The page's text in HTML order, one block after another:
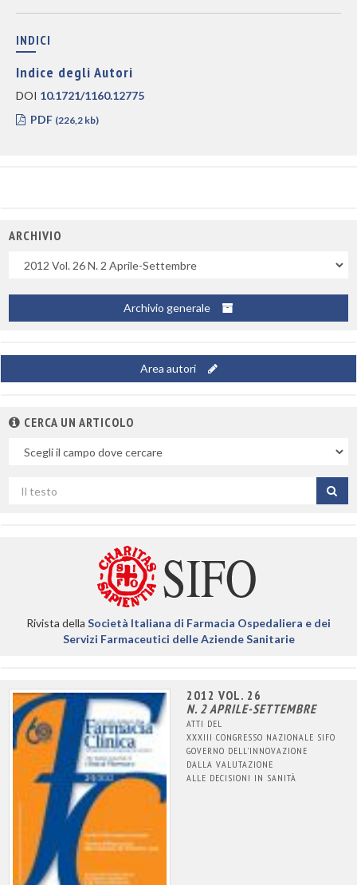
INDICI
Indice degli Autori
DOI 10.1721/1160.12775
PDF (226,2 kb)
ARCHIVIO
Archivio generale
Area autori
CERCA UN ARTICOLO
campo
per
Rivista della Società Italiana di Farmacia Ospedaliera e dei
Servizi Farmaceutici delle Aziende Sanitarie
2012 VOL. 26
N. 2 APRILE-SETTEMBRE
ATTI DEL
XXXIII CONGRESSO NAZIONALE SIFO
GOVERNO DELL'INNOVAZIONE
DALLA VALUTAZIONE
ALLE DECISIONI IN SANITÀ